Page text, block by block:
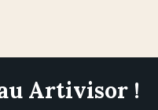
Artivisor !